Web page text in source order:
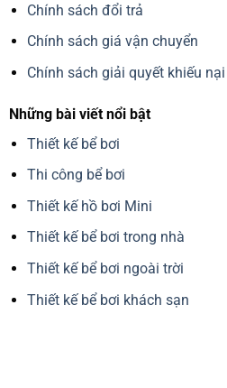
Chính sách đổi trả
Chính sách giá vận chuyển
Chính sách giải quyết khiếu nại
Những bài viết nổi bật
Thiết kế bể bơi
Thi công bể bơi
Thiết kế hồ bơi Mini
Thiết kế bể bơi trong nhà
Thiết kế bể bơi ngoài trời
Thiết kế bể bơi khách sạn